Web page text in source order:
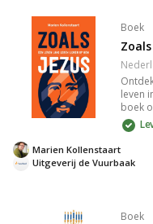
Boek
leven
boek
wat
en
vorm
Uitgeverij de Vuurbaak
Marien Kollenstaart
Boek